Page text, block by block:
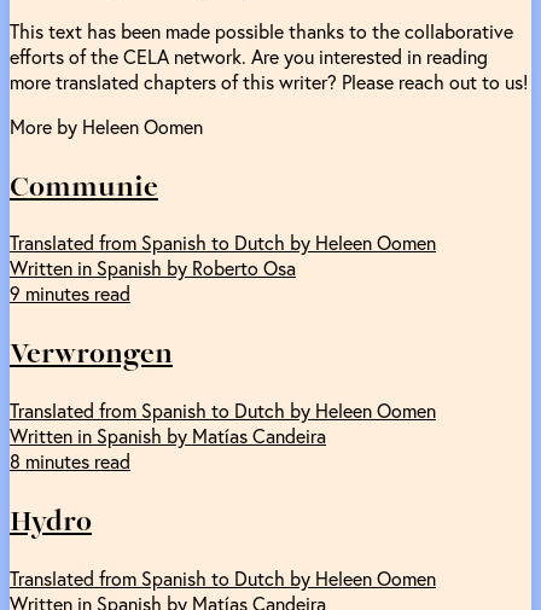
This text has been made possible thanks to the collaborative
efforts of the CELA network. Are you interested in reading
more translated chapters of this writer? Please reach out to us!
More by Heleen Oomen
Communie
Translated from Spanish to Dutch by Heleen Oomen
Written in Spanish by Roberto Osa
9 minutes read
Verwrongen
Translated from Spanish to Dutch by Heleen Oomen
Written in Spanish by Matías Candeira
8 minutes read
Hydro
Translated from Spanish to Dutch by Heleen Oomen
Written in Spanish by Matías Candeira